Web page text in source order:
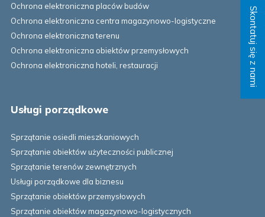
Ochrona elektroniczna placów budów
Ochrona elektroniczna centra magazynowo-logistyczne
Ochrona elektroniczna terenu
Ochrona elektroniczna obiektów przemysłowych
Ochrona elektroniczna hoteli, restauracji
Usługi porządkowe
Sprzątanie osiedli mieszkaniowych
Sprzątanie obiektów użyteczności publicznej
Sprzątanie terenów zewnętrznych
Usługi porządkowe dla biznesu
Sprzątanie obiektów przemysłowych
Sprzątanie obiektów magazynowo-logistycznych
Skontatuj się z nami